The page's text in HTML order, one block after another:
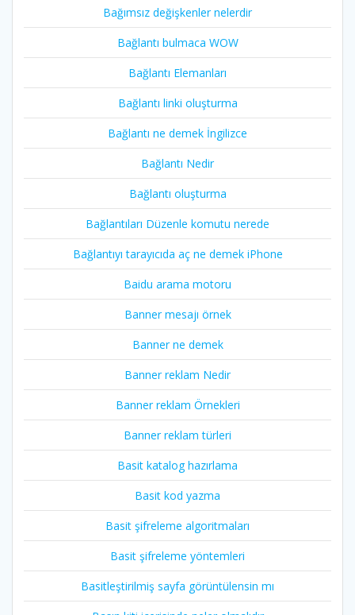
Bağımsız değişkenler nelerdir
Bağlantı bulmaca WOW
Bağlantı Elemanları
Bağlantı linki oluşturma
Bağlantı ne demek İngilizce
Bağlantı Nedir
Bağlantı oluşturma
Bağlantıları Düzenle komutu nerede
Bağlantıyı tarayıcıda aç ne demek iPhone
Baidu arama motoru
Banner mesajı örnek
Banner ne demek
Banner reklam Nedir
Banner reklam Örnekleri
Banner reklam türleri
Basit katalog hazırlama
Basit kod yazma
Basit şifreleme algoritmaları
Basit şifreleme yöntemleri
Basitleştirilmiş sayfa görüntülensin mı